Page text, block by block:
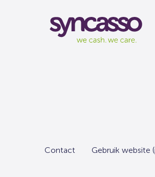
Syncasso
We
Contact Gebruik website